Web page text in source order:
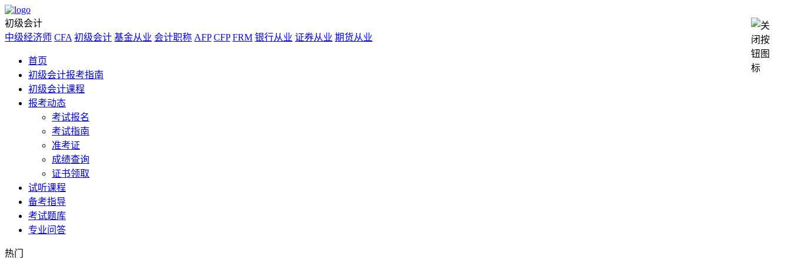
初级会计
中级经济师 CFA 初级会计 基金从业 会计职称 AFP CFP FRM 银行从业 证券从业 期货从业
首页
初级会计报考指南
初级会计课程
报考动态
考试报名
考试指南
准考证
成绩查询
证书领取
试听课程
备考指导
考试题库
专业问答
热门